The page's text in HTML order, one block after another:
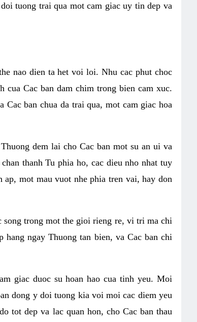
tuong trai qua mot cam giac uy tin dep va
nao dien ta het voi loi. Nhu cac phut choc
Cac ban dam chim trong bien cam xuc.
Cac ban chua da trai qua, mot cam giac hoa
dem lai cho Cac ban mot su an ui va
thanh Tu phia ho, cac dieu nho nhat tuy
mot mau vuot nhe phia tren vai, hay don
song trong mot the gioi rieng re, vi tri ma chi
ngay Thuong tan bien, va Cac ban chi
giac duoc su hoan hao cua tinh yeu. Moi
dong y doi tuong kia voi moi cac diem yeu
tot dep va lac quan hon, cho Cac ban thau